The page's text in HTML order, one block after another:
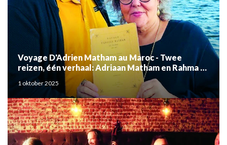
Voyage D'Adrien Matham au Maroc - Twee
reizen, één verhaal: Adriaan Matham en Rahma el
Mouden
1 oktober 2025